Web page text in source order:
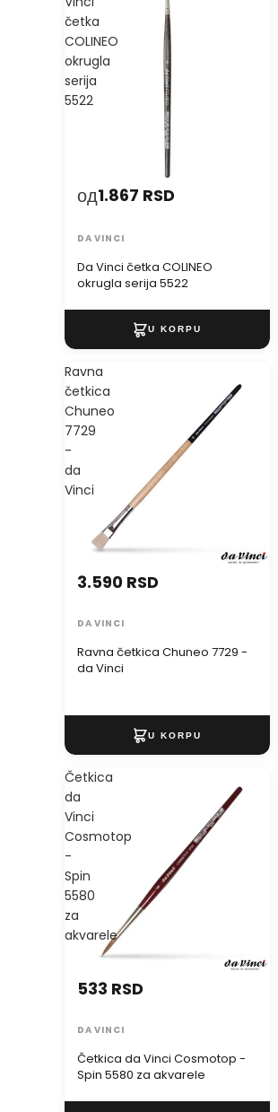
četka
COLINEO
okrugla
serija
5522
Da Vinci četka COLINEO
okrugla serija 5522
од1.867 RSD
DA VINCI
Ravna
četkica
Chuneo
7729
-
da
Vinci
Ravna četkica Chuneo 7729 -
da Vinci
3.590 RSD
DA VINCI
Četkica
da
Vinci
Cosmotop
-
Spin
5580
za
akvarele
Četkica da Vinci Cosmotop -
Spin 5580 za akvarele
533 RSD
DA VINCI